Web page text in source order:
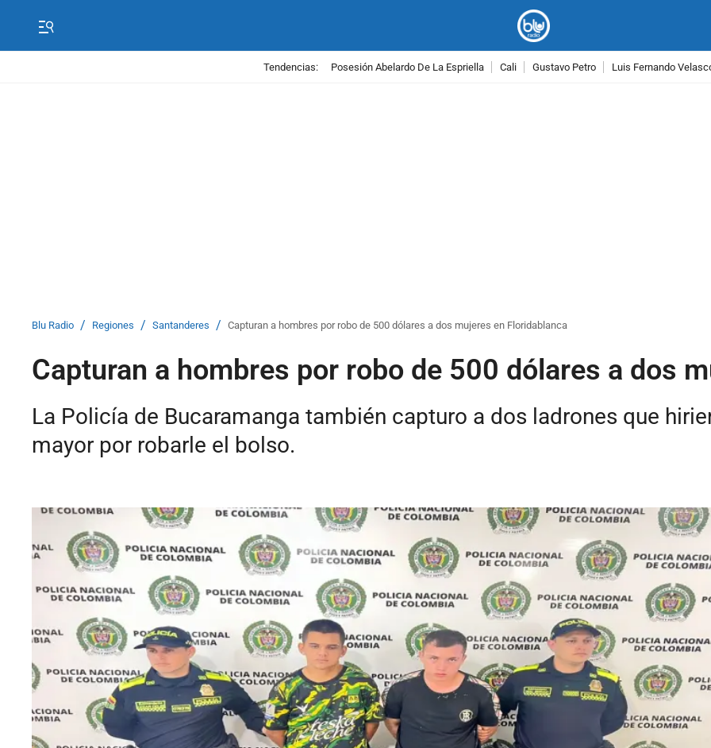
Tendencias: Posesión Abelardo De La Espriella Cali Gustavo Petro Luis Fernando
Blu Radio / Regiones / Santanderes / Capturan a hombres por robo de 500 dólares a dos mujeres en Floridablanca
Capturan a hombres por robo de 500 dólares a dos
La Policía de Bucaramanga también capturo a dos ladrones que
mayor por robarle el bolso.